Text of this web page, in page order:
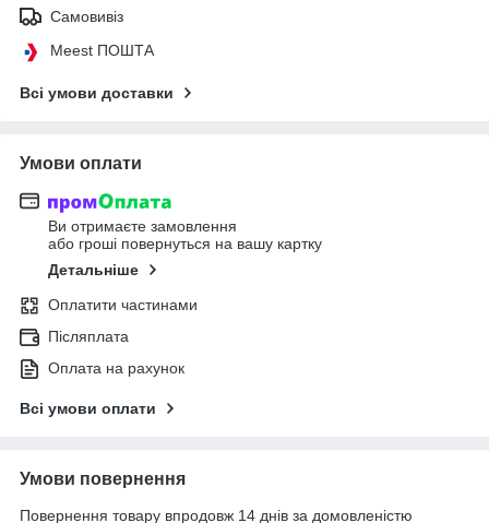
Самовивіз
Meest ПОШТА
Всі умови доставки
Умови оплати
Ви отримаєте замовлення
або гроші повернуться на вашу картку
Детальніше
Оплатити частинами
Післяплата
Оплата на рахунок
Всі умови оплати
Умови повернення
Повернення товару впродовж 14 днів за домовленістю